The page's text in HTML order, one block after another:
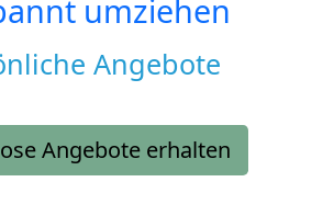
umziehen
Angebote
Angebote erhalten